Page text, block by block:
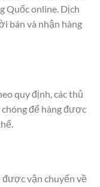
Quốc online. Dịch
bán và nhận hàng
quy định, các thủ
để hàng được
được vận chuyển về